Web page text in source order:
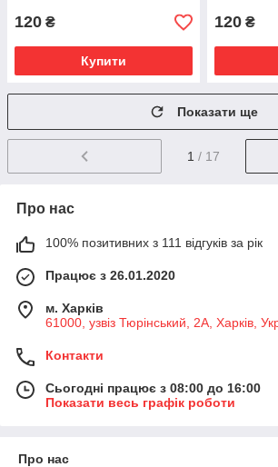
120 ₴
Купити
120 ₴
Показати ще
1 / 17
Про нас
100% позитивних з 111 відгуків за рік
Працює з 26.01.2020
м. Харків
61000, узвіз Тюрінський, 2А, Харків,
Контакти
Сьогодні працює з 08:00 до 16:00
Показати весь графік роботи
Про нас